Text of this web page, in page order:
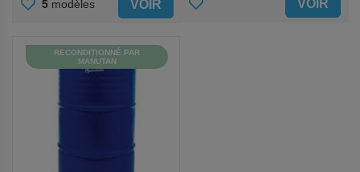
AJOUTER
FAVORIS
5 modèles VOIR VOIR
RECONDITIONNÉ PAR
MANUTAN